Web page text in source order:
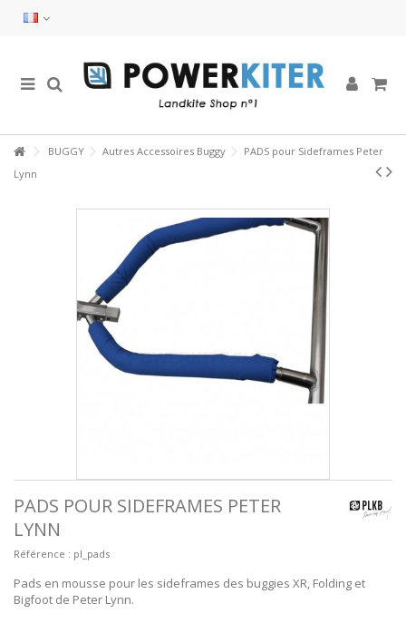
BUGGY Autres Accessoires Buggy
PADS pour Sideframes Peter
Lynn
PADS POUR SIDEFRAMES PETER
LYNN
Référence : pl_pads
Pads en mousse pour les sideframes des buggies XR, Folding et
Bigfoot de Peter Lynn.